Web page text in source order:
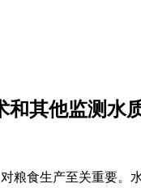
和其他监测水
粮食生产至关重要